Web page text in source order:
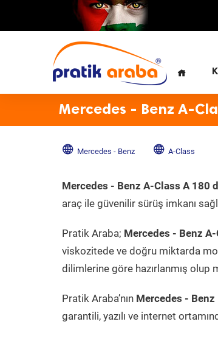
Mercedes - Benz A-
Mercedes - Benz A-Class
Mercedes - Benz A-Class A 180 d
araç ile güvenilir sürüş imkanı
Pratik Araba; Mercedes - Benz
viskozitede ve doğru miktarda
dilimlerine göre hazırlanmış olup
Pratik Araba’nın Mercedes - Benz
garantili, yazılı ve internet